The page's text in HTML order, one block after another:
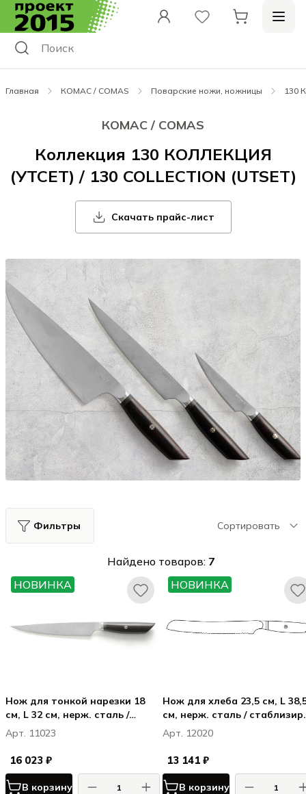
Главная КОМАС / COMAS Поварские ножи, ножницы 130
КОМАС / COMAS
Коллекция 130 КОЛЛЕКЦИЯ
(УТСЕТ) / 130 COLLECTION (UTSET)
Скачать прайс-лист
Фильтры Сортировать
Найдено товаров: 7
НОВИНКА
Нож для тонкой нарезки 18
см, L 32 см, нерж. сталь /
стаблизир. дерево, цвет
ручки - темно-коричневый
Арт. 11023
16 023 ₽
В корзину
НОВИНКА
Нож для хлеба 23,5 см, L
см, нерж. сталь / стаблизир.
дерево, цвет ручки - темно-
коричневый
Арт. 12020
13 141 ₽
В корзину